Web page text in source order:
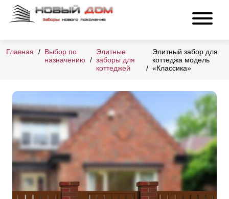
Главная
Выбор по
назначению
Элитные
заборы для
коттеджей
Элитный забор для
коттеджа модель
«Классика»